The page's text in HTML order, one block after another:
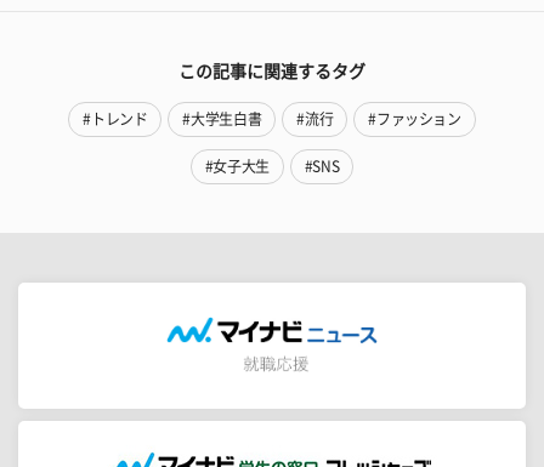
この記事に関連するタグ
#トレンド #大学生白書 #流行 #ファッション
#女子大生 #SNS